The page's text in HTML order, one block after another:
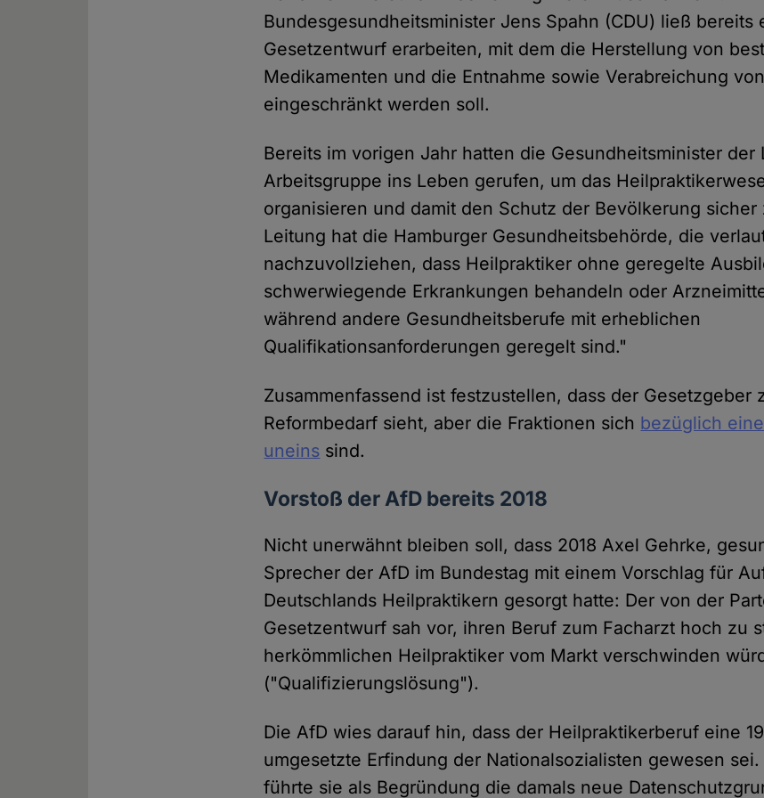
Bundesgesundheitsminister Jens Spahn (CDU) ließ bereits
Gesetzentwurf erarbeiten, mit dem die Herstellung von
Medikamenten und die Entnahme sowie Verabreichung
eingeschränkt werden soll.
Bereits im vorigen Jahr hatten die Gesundheitsminister der
Arbeitsgruppe ins Leben gerufen, um das
organisieren und damit den Schutz der Bevölkerung sicher
Leitung hat die Hamburger Gesundheitsbehörde, die
nachzuvollziehen, dass Heilpraktiker ohne geregelte
schwerwiegende Erkrankungen behandeln oder
während andere Gesundheitsberufe mit erheblichen
Qualifikationsanforderungen geregelt sind."
Zusammenfassend ist festzustellen, dass der Gesetzgeber
Reformbedarf sieht, aber die Fraktionen sich bezüglich
uneins sind.
Vorstoß der AfD bereits 2018
Nicht unerwähnt bleiben soll, dass 2018 Axel Gehrke,
Sprecher der AfD im Bundestag mit einem Vorschlag für
Deutschlands Heilpraktikern gesorgt hatte: Der von der
Gesetzentwurf sah vor, ihren Beruf zum Facharzt hoch zu
herkömmlichen Heilpraktiker vom Markt verschwinden
("Qualifizierungslösung").
Die AfD wies darauf hin, dass der Heilpraktikerberuf eine
umgesetzte Erfindung der Nationalsozialisten gewesen
führte sie als Begründung die damals neue